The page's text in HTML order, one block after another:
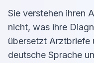
Sie verstehen ihren
nicht, was ihre
übersetzt Arztbriefe
deutsche Sprache